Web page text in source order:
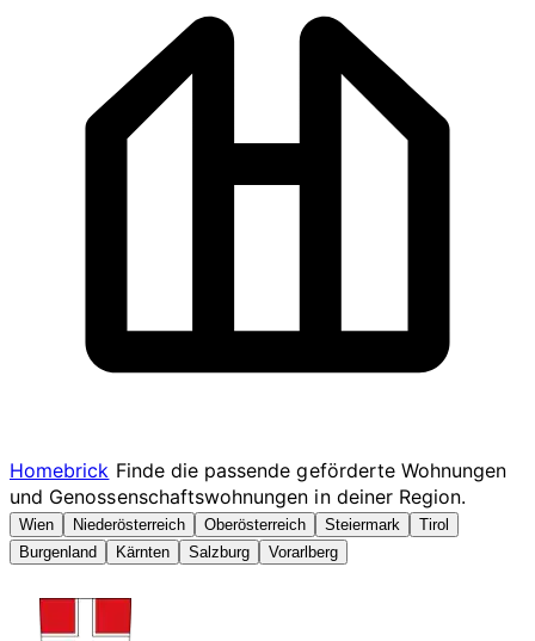
Homebrick Finde die passende geförderte Wohnungen
und Genossenschaftswohnungen in deiner Region.
Wien Niederösterreich Oberösterreich Steiermark
Tirol
Burgenland
Kärnten Salzburg Vorarlberg